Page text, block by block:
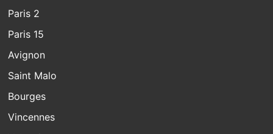
Paris 2
Paris 15
Avignon
Saint Malo
Bourges
Vincennes